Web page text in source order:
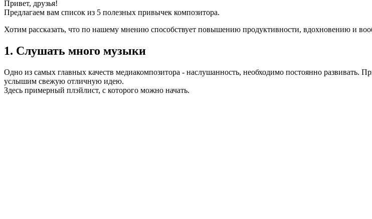
Привет, друзья!
Предлагаем вам список из 5 полезных привычек композитора.
Хотим рассказать, что по нашему мнению способствует повышению продуктивности, вдохновению и
1. Слушать много музыки
Одно из самых главных качеств медиакомпозитора - наслушанность, необходимо постоянно развивать.
услышим свежую отличную идею.
Здесь примерный плэйлист, с которого можно начать.